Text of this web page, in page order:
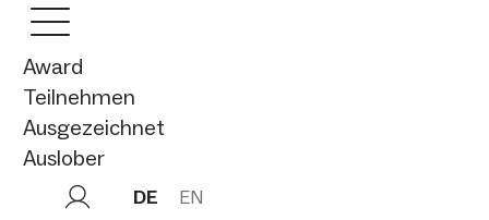
Award
Teilnehmen
Ausgezeichnet
Auslober
DE EN